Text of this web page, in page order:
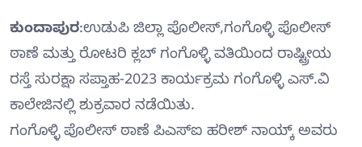
ಕುಂದಾಪುರ:ಉಡುಪಿ ಜಿಲ್ಲಾ ಪೊಲೀಸ್,ಗಂಗೊಳ್ಳಿ ಪೊಲೀಸ್
ಠಾಣೆ ಮತ್ತು ರೋಟರಿ ಕ್ಲಬ್ ಗಂಗೊಳ್ಳಿ ವತಿಯಿಂದ ರಾಷ್ಟ್ರೀಯ
ರಸ್ತೆ ಸುರಕ್ಷಾ ಸಪ್ತಾಹ-2023 ಕಾರ್ಯಕ್ರಮ ಗಂಗೊಳ್ಳಿ ಎಸ್.ವಿ
ಕಾಲೇಜಿನಲ್ಲಿ ಶುಕ್ರವಾರ ನಡೆಯಿತು.
ಗಂಗೊಳ್ಳಿ ಪೊಲೀಸ್ ಠಾಣೆ ಪಿಎಸ್‍ಐ ಹರೀಶ್ ನಾಯ್ಕ್ ಅವರು